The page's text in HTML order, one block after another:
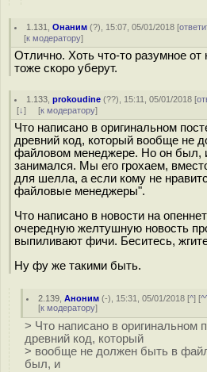
1.131 ,Онаним (?), 15:07, 05/01/2018 [
[к модератору]
Отлично. Хоть что-то разумное
тоже скоро уберут.
1.133 ,prokoudine (??), 15:11, 05/01/2018 [
[↓] [к модератору]
Что написано в оригинальном
древний код, который вообще не
файловом менеджере. Но он был,
занимался. Мы его грохаем,
для шелла, а если кому не
файловые менеджеры".
Что написано в новости на
очередную желтушную новость
выпиливают фичи. Беситесь,
Ну фу же такими быть.
2.139 ,Аноним (-), 15:31, 05/01/2018 [^] [
[к модератору]
> Что написано в оригинальном
древний код, который
> вообще не должен быть в
был, и